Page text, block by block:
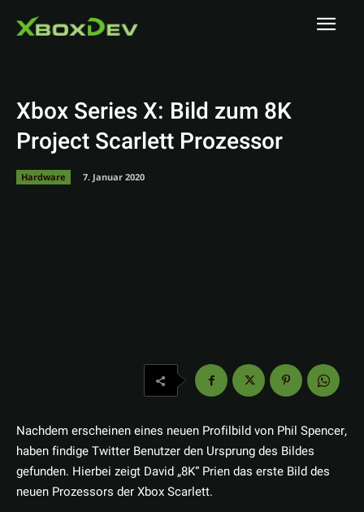
Xbox Series X: Bild zum 8K
Project Scarlett Prozessor
Hardware 7. Januar 2020
Nachdem erscheinen eines neuen Profilbild von Phil Spencer,
haben findige Twitter Benutzer den Ursprung des Bildes
gefunden. Hierbei zeigt David „8K“ Prien das erste Bild des
neuen Prozessors der Xbox Scarlett.